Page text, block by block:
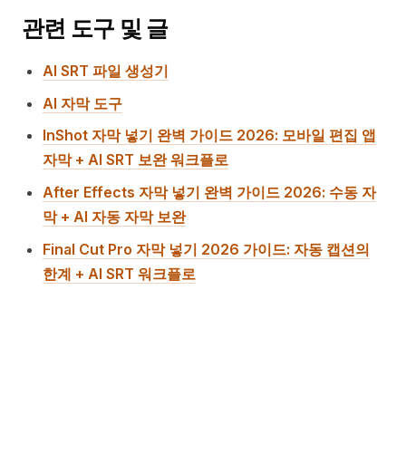
관련 도구 및 글
AI SRT 파일 생성기
AI 자막 도구
InShot 자막 넣기 완벽 가이드 2026: 모바일 편집 앱
자막 + AI SRT 보완 워크플로
After Effects 자막 넣기 완벽 가이드 2026: 수동 자
막 + AI 자동 자막 보완
Final Cut Pro 자막 넣기 2026 가이드: 자동 캡션의
한계 + AI SRT 워크플로